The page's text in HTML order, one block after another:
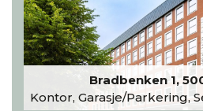
Bradbenken 1,
Kontor, Garasje/Parkering, Serveringslokale/